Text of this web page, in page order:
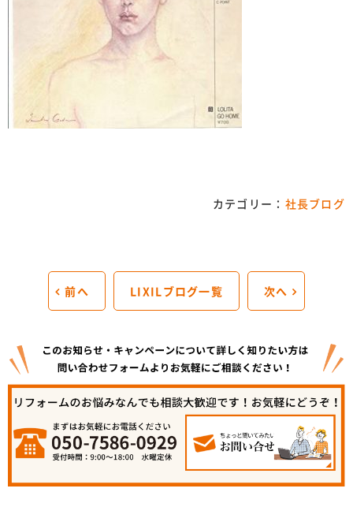
カテゴリー： 社長ブログ
前へ LIXILブログ一覧 次へ